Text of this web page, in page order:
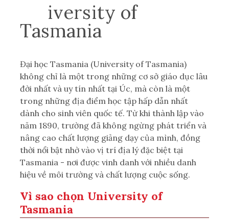
iversity of
Tasmania
Đại học Tasmania (University of Tasmania)
không chỉ là một trong những cơ sở giáo dục lâu
đời nhất và uy tín nhất tại Úc, mà còn là một
trong những địa điểm học tập hấp dẫn nhất
dành cho sinh viên quốc tế. Từ khi thành lập vào
năm 1890, trường đã không ngừng phát triển và
nâng cao chất lượng giảng dạy của mình, đồng
thời nổi bật nhờ vào vị trí địa lý đặc biệt tại
Tasmania - nơi được vinh danh với nhiều danh
hiệu về môi trường và chất lượng cuộc sống.
Vì sao chọn University of
Tasmania